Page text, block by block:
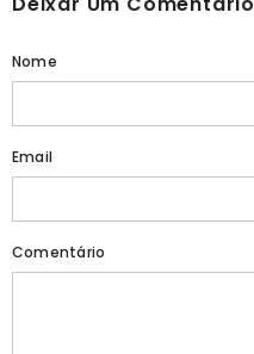
Nome
Email
Comentário